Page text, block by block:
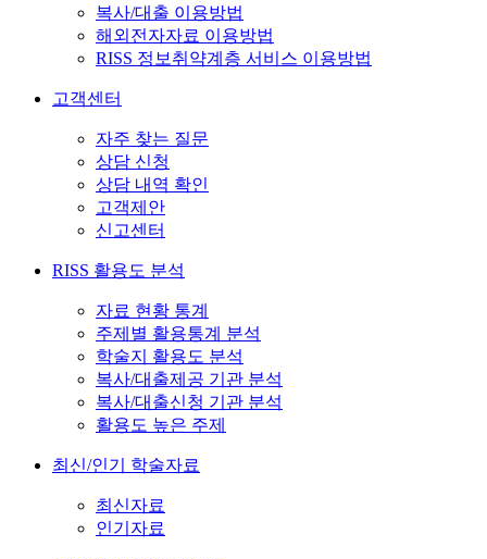
복사/대출 이용방법
해외전자자료 이용방법
RISS 정보취약계층 서비스 이용방법
고객센터
자주 찾는 질문
상담 신청
상담 내역 확인
고객제안
신고센터
RISS 활용도 분석
자료 현황 통계
주제별 활용통계 분석
학술지 활용도 분석
복사/대출제공 기관 분석
복사/대출신청 기관 분석
활용도 높은 주제
최신/인기 학술자료
최신자료
인기자료